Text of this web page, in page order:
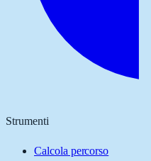
Strumenti
Calcola percorso